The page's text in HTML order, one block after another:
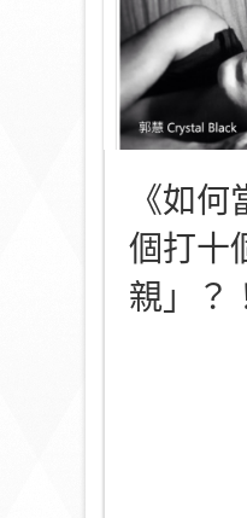
《如
個打十
親」？